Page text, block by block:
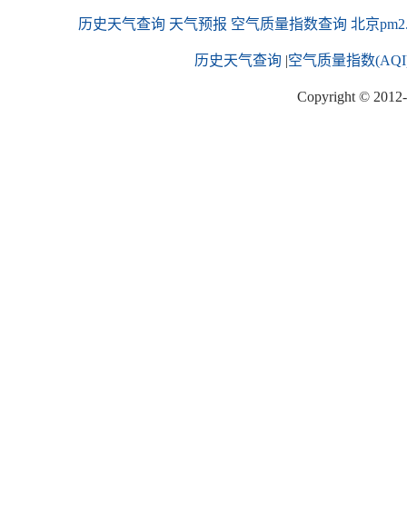
历史天气查询 天气预报 空气质量指数查询 北京
历史天气查询 |空气质量指数
Copyright ©